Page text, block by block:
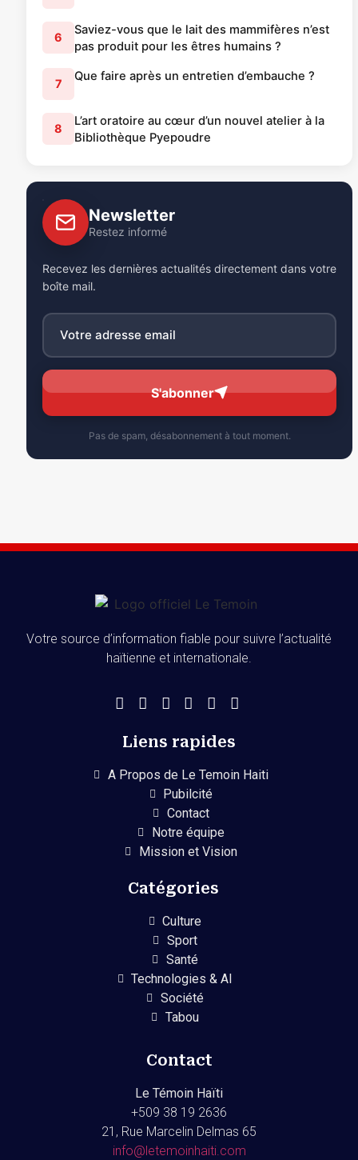
6
Saviez-vous que le lait des mammifères n’est
pas produit pour les êtres humains ?
7
Que faire après un entretien d’embauche ?
8
L’art oratoire au cœur d’un nouvel atelier à la
Bibliothèque Pyepoudre
Newsletter
Restez informé
Recevez les dernières actualités directement dans votre
boîte mail.
S'abonner
Pas de spam, désabonnement à tout moment.
Votre source d’information fiable pour suivre l’actualité
haïtienne et internationale.
Liens rapides
A Propos de Le Temoin Haiti
Pubilcité
Contact
Notre équipe
Mission et Vision
Catégories
Culture
Sport
Santé
Technologies & AI
Société
Tabou
Contact
Le Témoin Haïti
+509 38 19 2636
21, Rue Marcelin Delmas 65
info@letemoinhaiti.com